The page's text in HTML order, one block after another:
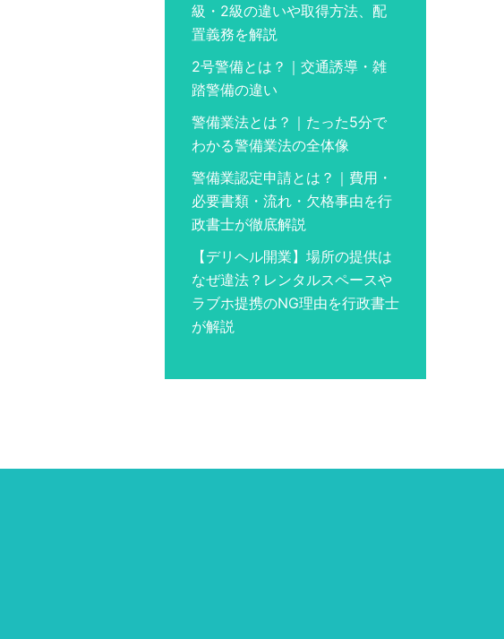
級・2級の違いや取得方法、配
置義務を解説
2号警備とは？｜交通誘導・雑
踏警備の違い
警備業法とは？｜たった5分で
わかる警備業法の全体像
警備業認定申請とは？｜費用・
必要書類・流れ・欠格事由を行
政書士が徹底解説
【デリヘル開業】場所の提供は
なぜ違法？レンタルスペースや
ラブホ提携のNG理由を行政書士
が解説